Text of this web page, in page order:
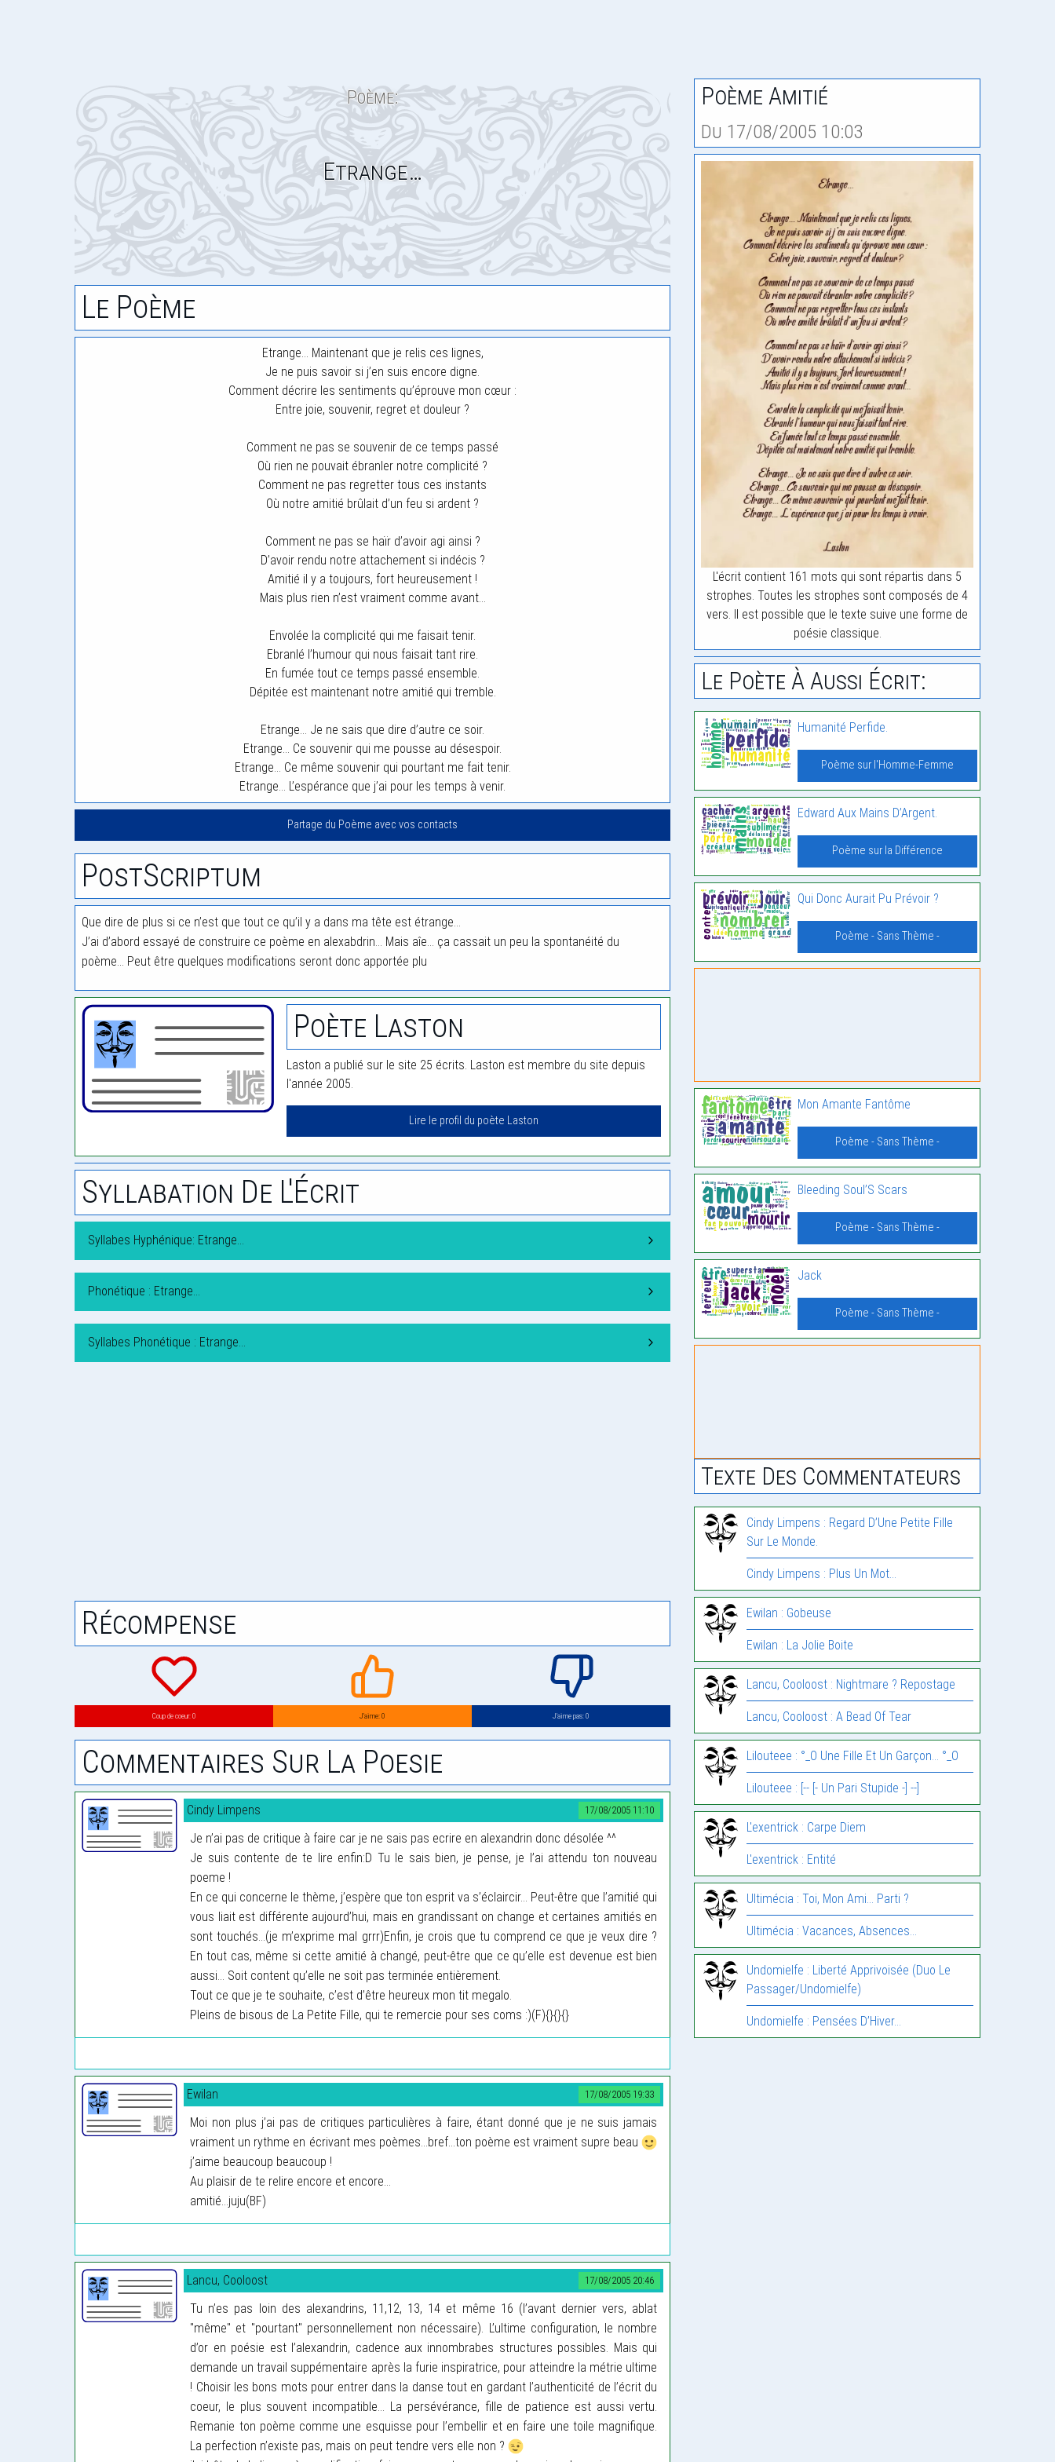
Poème:
Etrange…
Le Poème
Etrange… Maintenant que je relis ces lignes,
Je ne puis savoir si j’en suis encore digne.
Comment décrire les sentiments qu’éprouve mon cœur :
Entre joie, souvenir, regret et douleur ?
Comment ne pas se souvenir de ce temps passé
Où rien ne pouvait ébranler notre complicité ?
Comment ne pas regretter tous ces instants
Où notre amitié brûlait d’un feu si ardent ?
Comment ne pas se haïr d’avoir agi ainsi ?
D’avoir rendu notre attachement si indécis ?
Amitié il y a toujours, fort heureusement !
Mais plus rien n’est vraiment comme avant…
Envolée la complicité qui me faisait tenir.
Ebranlé l’humour qui nous faisait tant rire.
En fumée tout ce temps passé ensemble.
Dépitée est maintenant notre amitié qui tremble.
Etrange… Je ne sais que dire d’autre ce soir.
Etrange… Ce souvenir qui me pousse au désespoir.
Etrange… Ce même souvenir qui pourtant me fait tenir.
Etrange… L’espérance que j’ai pour les temps à venir.
Partage du Poème avec vos contacts
PostScriptum
Que dire de plus si ce n’est que tout ce qu’il y a dans ma tête est étrange…
J’ai d’abord essayé de construire ce poème en alexabdrin… Mais aîe… ça cassait un peu la spontanéité du
poème… Peut être quelques modifications seront donc apportée plu
Poète Laston
Laston a publié sur le site 25 écrits. Laston est membre du site depuis
l'année 2005.
Lire le profil du poète Laston
Syllabation De L'Écrit
Syllabes Hyphénique: Etrange…
Phonétique : Etrange…
Syllabes Phonétique : Etrange…
Récompense
Coup de coeur: 0 J’aime: 0 J’aime pas: 0
Commentaires Sur La Poesie
17/08/2005 11:10
Cindy Limpens
Je n’ai pas de critique à faire car je ne sais pas ecrire en alexandrin donc désolée ^^
Je suis contente de te lire enfin:D Tu le sais bien, je pense, je l’ai attendu ton nouveau
poeme !
En ce qui concerne le thème, j’espère que ton esprit va s’éclaircir... Peut-être que l’amitié qui
vous liait est différente aujourd’hui, mais en grandissant on change et certaines amitiés en
sont touchés...(je m’exprime mal grrr)Enfin, je crois que tu comprend ce que je veux dire ?
En tout cas, même si cette amitié à changé, peut-être que ce qu’elle est devenue est bien
aussi... Soit content qu’elle ne soit pas terminée entièrement.
Tout ce que je te souhaite, c’est d’être heureux mon tit megalo.
Pleins de bisous de La Petite Fille, qui te remercie pour ses coms :)(F){}{}{}
17/08/2005 19:33
Ewilan
Moi non plus j’ai pas de critiques particulières à faire, étant donné que je ne suis jamais
vraiment un rythme en écrivant mes poèmes...bref...ton poème est vraiment supre beau
j’aime beaucoup beaucoup !
Au plaisir de te relire encore et encore...
amitié...juju(BF)
17/08/2005 20:46
Lancu, Cooloost
Tu n’es pas loin des alexandrins, 11,12, 13, 14 et même 16 (l’avant dernier vers, ablat
"même" et "pourtant" personnellement non nécessaire). L’ultime configuration, le nombre
d’or en poésie est l’alexandrin, cadence aux innombrabes structures possibles. Mais qui
demande un travail suppémentaire après la furie inspiratrice, pour atteindre la métrie ultime
! Choisir les bons mots pour entrer dans la danse tout en gardant l’authenticité de l’écrit du
coeur, le plus souvent incompatible... La persévérance, fille de patience est aussi vertu.
Remanie ton poème comme une esquisse pour l’embellir et en faire une toile magnifique.
La perfection n’existe pas, mais on peut tendre vers elle non ?
Poème Amitié
Du 17/08/2005 10:03
L'écrit contient 161 mots qui sont répartis dans 5
strophes. Toutes les strophes sont composés de 4
vers. Il est possible que le texte suive une forme de
poésie classique.
Le Poète À Aussi Écrit:
Humanité Perfide.
Poème sur l'Homme-Femme
Edward Aux Mains D’Argent.
Poème sur la Différence
Qui Donc Aurait Pu Prévoir ?
Poème - Sans Thème -
Mon Amante Fantôme
Poème - Sans Thème -
Bleeding Soul’S Scars
Poème - Sans Thème -
Jack
Poème - Sans Thème -
Texte Des Commentateurs
Cindy Limpens : Regard D’Une Petite Fille
Sur Le Monde.
Cindy Limpens : Plus Un Mot…
Ewilan : Gobeuse
Ewilan : La Jolie Boite
Lancu, Cooloost : Nightmare ? Repostage
Lancu, Cooloost : A Bead Of Tear
Lilouteee : °_O Une Fille Et Un Garçon… °_O
Lilouteee : [-- [- Un Pari Stupide -] --]
L'exentrick : Carpe Diem
L'exentrick : Entité
Ultimécia : Toi, Mon Ami… Parti ?
Ultimécia : Vacances, Absences…
Undomielfe : Liberté Apprivoisée (Duo Le
Passager/Undomielfe)
Undomielfe : Pensées D’Hiver…